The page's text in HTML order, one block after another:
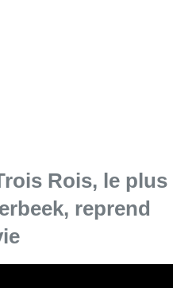
Rois, le plus
reprend